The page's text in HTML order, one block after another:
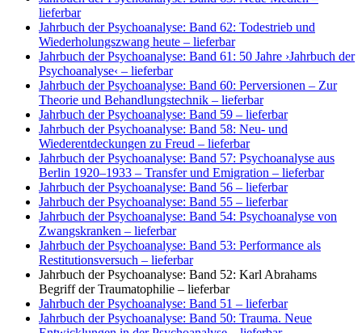
lieferbar
Jahrbuch der Psychoanalyse: Band 62: Todestrieb und
Wiederholungszwang heute – lieferbar
Jahrbuch der Psychoanalyse: Band 61: 50 Jahre ›Jahrbuch der
Psychoanalyse‹ – lieferbar
Jahrbuch der Psychoanalyse: Band 60: Perversionen – Zur
Theorie und Behandlungstechnik – lieferbar
Jahrbuch der Psychoanalyse: Band 59 – lieferbar
Jahrbuch der Psychoanalyse: Band 58: Neu- und
Wiederentdeckungen zu Freud – lieferbar
Jahrbuch der Psychoanalyse: Band 57: Psychoanalyse aus
Berlin 1920–1933 – Transfer und Emigration – lieferbar
Jahrbuch der Psychoanalyse: Band 56 – lieferbar
Jahrbuch der Psychoanalyse: Band 55 – lieferbar
Jahrbuch der Psychoanalyse: Band 54: Psychoanalyse von
Zwangskranken – lieferbar
Jahrbuch der Psychoanalyse: Band 53: Performance als
Restitutionsversuch – lieferbar
Jahrbuch der Psychoanalyse: Band 52: Karl Abrahams
Begriff der Traumatophilie – lieferbar
Jahrbuch der Psychoanalyse: Band 51 – lieferbar
Jahrbuch der Psychoanalyse: Band 50: Trauma. Neue